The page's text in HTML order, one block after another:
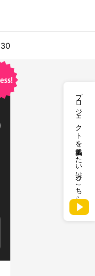
プロジェクトを掲載したい方はこちら
30